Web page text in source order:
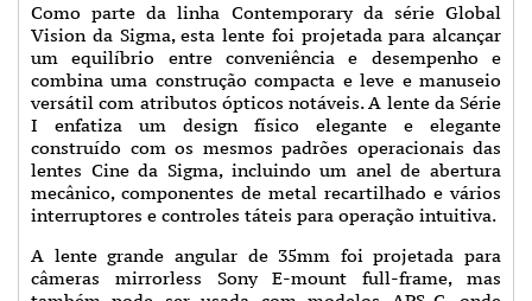
Como parte da linha Contemporary da série Global
Vision da Sigma, esta lente foi projetada para alcançar
um equilíbrio entre conveniência e desempenho e
combina uma construção compacta e leve e manuseio
versátil com atributos ópticos notáveis. A lente da Série
I enfatiza um design físico elegante e elegante
construído com os mesmos padrões operacionais das
lentes Cine da Sigma, incluindo um anel de abertura
mecânico, componentes de metal recartilhado e vários
interruptores e controles táteis para operação intuitiva.
A lente grande angular de 35mm foi projetada para
câmeras mirrorless Sony E-mount full-frame, mas